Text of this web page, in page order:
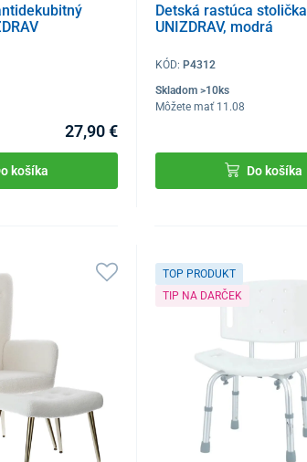
27,90 €
košíka
Detská rastúca stolička
UNIZDRAV, modrá
KÓD: P4312
Skladom >10ks
Môžete mať 11.08
Do košíka
TOP PRODUKT
TIP NA DARČEK